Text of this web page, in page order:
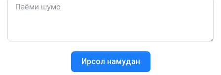
Ирсол намудан